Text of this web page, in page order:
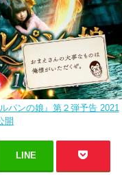
パンの娘』第２弾予告 2021
開
LINE